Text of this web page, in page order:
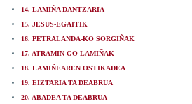
14. LAMIÑA DANTZARIA
15. JESUS-EGAITIK
16. PETRALANDA-KO SORGIÑAK
17. ATRAMIN-GO LAMIÑAK
18. LAMIÑEAREN OSTIKADEA
19. EIZTARIA TA DEABRUA
20. ABADEA TA DEABRUA